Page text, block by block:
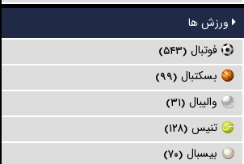
ورزش ها
فوتبال (۵۴۳)
بسکتبال (۹۹)
والیبال (۳۱)
تنیس (۱۲۸)
بیسبال (۷۰)